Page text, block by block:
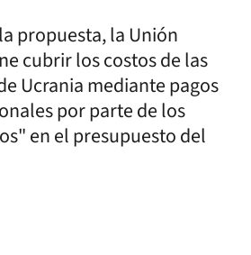
propuesta, la Unión
cubrir los costos de las
Ucrania mediante pagos
por parte de los
en el presupuesto del